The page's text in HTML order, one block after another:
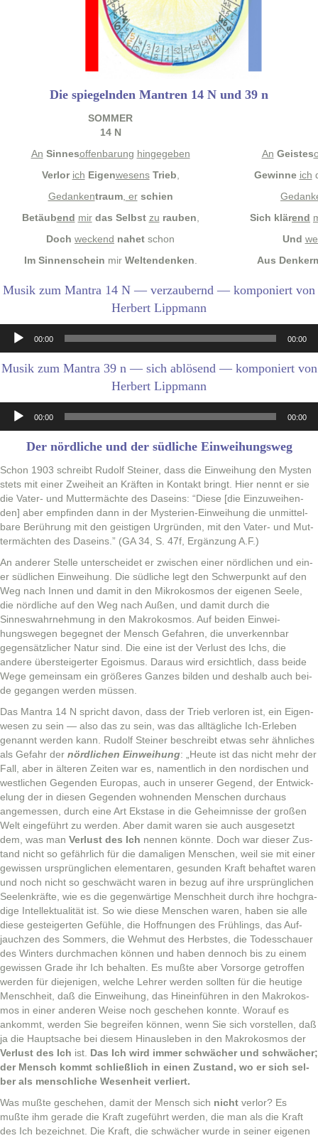
Die spiegelnden Mantren 14 N und 39 n
SOMMER
14 N
An Sinnesoffen­barung hingegeben
Ver­lor ich Eigenwesens Trieb,
Gedankentraum, er schien
Betäubend mir das Selb­st zu rauben,
Doch weck­end nahet schon
Im Sin­nen­schein mir Wel­tendenken.
An Geistes
Gewinne ich
Sich klärend
Und
Aus
Musik zum Mantra 14 N — verzaubernd — komponiert von
Herbert Lippmann
Player
00:00 00:00
Musik zum Mantra 39 n — sich ablösend — komponiert von
Herbert Lippmann
Player
00:00 00:00
Der nördliche und der südliche Einweihungsweg
Schon 1903 schreibt Rudolf Stein­er, dass die Ein­wei­hung den Mys­ten
stets mit ein­er Zwei­heit an Kräften in Kon­takt bringt. Hier nen­nt er sie
die Vater- und Mut­ter­mächte des Daseins: “Diese [die Einzuwei­hen­
den] aber empfind­en dann in der Mys­te­rien-Ein­wei­hung die unmit­tel­
bare Berührung mit den geisti­gen Urgrün­den, mit den Vater- und Mut­
ter­mächt­en des Daseins.” (GA 34, S. 47f, Ergänzung A.F.)
An ander­er Stelle unter­schei­det er zwis­chen ein­er nördlichen und ein­
er südlichen Ein­wei­hung. Die südliche legt den Schw­er­punkt auf den
Weg nach Innen und damit in den Mikrokos­mos der eige­nen Seele,
die nördliche auf den Weg nach Außen, und damit durch die
Sinneswahrnehmung in den Makrokos­mos. Auf bei­den Ein­wei­
hungswe­gen begeg­net der Men­sch Gefahren, die unverkennbar
gegen­sät­zlich­er Natur sind. Die eine ist der Ver­lust des Ichs, die
andere über­steigert­er Ego­is­mus. Daraus wird ersichtlich, dass bei­de
Wege gemein­sam ein größeres Ganzes bilden und deshalb auch bei­
de gegan­gen wer­den müssen.
Das Mantra 14 N spricht davon, dass der Trieb ver­loren ist, ein Eigen­
we­sen zu sein — also das zu sein, was das alltägliche Ich-Erleben
genan­nt wer­den kann. Rudolf Stein­er beschreibt etwas sehr ähn­lich­es
als Gefahr der nördlichen Ein­wei­hung: „Heute ist das nicht mehr der
Fall, aber in älteren Zeit­en war es, namentlich in den nordis­chen und
west­lichen Gegen­den Europas, auch in unser­er Gegend, der Entwick­
elung der in diesen Gegen­den wohnen­den Men­schen dur­chaus
angemessen, durch eine Art Ekstase in die Geheimnisse der großen
Welt einge­führt zu wer­den. Aber damit waren sie auch aus­ge­set­zt
dem, was man Ver­lust des Ich nen­nen kön­nte. Doch war dieser Zus­
tand nicht so gefährlich für die dama­li­gen Men­schen, weil sie mit ein­er
gewis­sen ursprünglichen ele­mentaren, gesun­den Kraft behaftet waren
und noch nicht so geschwächt waren in bezug auf ihre ursprünglichen
See­lenkräfte, wie es die gegen­wär­tige Men­schheit durch ihre hochgr­a­
di­ge Intellek­tu­al­ität ist. So wie diese Men­schen waren, haben sie alle
diese gesteigerten Gefüh­le, die Hoff­nun­gen des Früh­lings, das Auf­
jauchzen des Som­mers, die Wehmut des Herb­stes, die Todess­chauer
des Win­ters durch­machen kön­nen und haben den­noch bis zu einem
gewis­sen Grade ihr Ich behal­ten. Es mußte aber Vor­sorge getrof­fen
wer­den für diejeni­gen, welche Lehrer wer­den soll­ten für die heutige
Men­schheit, daß die Ein­wei­hung, das Hine­in­führen in den Makrokos­
mos in ein­er anderen Weise noch geschehen kon­nte. Worauf es
ankommt, wer­den Sie begreifen kön­nen, wenn Sie sich vorstellen, daß
ja die Haupt­sache bei diesem Hin­ausleben in den Makrokos­mos der
Ver­lust des Ich ist. Das Ich wird immer schwäch­er und schwäch­er;
der Men­sch kommt schließlich in einen Zus­tand, wo er sich sel­
ber als men­schliche Wesen­heit verliert.
Was mußte geschehen, damit der Men­sch sich nicht ver­lor? Es
mußte ihm ger­ade die Kraft zuge­führt wer­den, die man als die Kraft
des Ich beze­ich­net. Die Kraft, die schwäch­er wurde in sein­er eige­nen